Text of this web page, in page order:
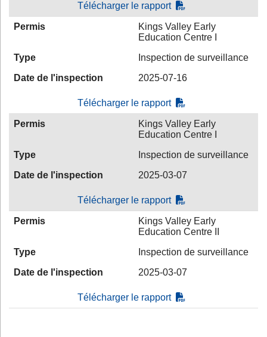
Télécharger le rapport
Permis
Kings Valley Early
Education Centre I
Type
Inspection de surveillance
Date de l'inspection
2025-07-16
Télécharger le rapport
Permis
Kings Valley Early
Education Centre I
Type
Inspection de surveillance
Date de l'inspection
2025-03-07
Télécharger le rapport
Permis
Kings Valley Early
Education Centre II
Type
Inspection de surveillance
Date de l'inspection
2025-03-07
Télécharger le rapport